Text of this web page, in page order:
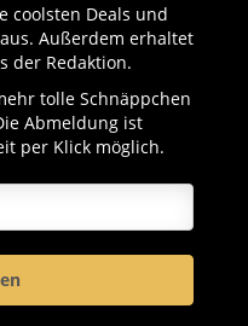
coolsten Deals und
Außerdem erhaltet
der Redaktion.
tolle Schnäppchen
Abmeldung ist
per Klick möglich.